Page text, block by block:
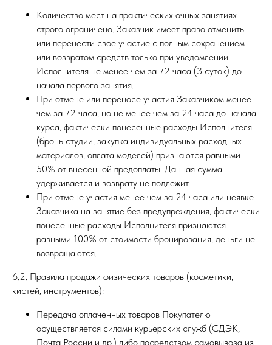
Количество мест на практических очных занятиях
строго ограничено. Заказчик имеет право отменить
или перенести свое участие с полным сохранением
или возвратом средств только при уведомлении
Исполнителя не менее чем за 72 часа (3 суток) до
начала первого занятия.
При отмене или переносе участия Заказчиком менее
чем за 72 часа, но не менее чем за 24 часа до начала
курса, фактически понесенные расходы Исполнителя
(бронь студии, закупка индивидуальных расходных
материалов, оплата моделей) признаются равными
50% от внесенной предоплаты. Данная сумма
удерживается и возврату не подлежит.
При отмене участия менее чем за 24 часа или неявке
Заказчика на занятие без предупреждения, фактически
понесенные расходы Исполнителя признаются
равными 100% от стоимости бронирования, деньги не
возвращаются.
6.2. Правила продажи физических товаров (косметики,
кистей, инструментов):
Передача оплаченных товаров Покупателю
осуществляется силами курьерских служб (СДЭК,
Почта России и др.) либо посредством самовывоза из